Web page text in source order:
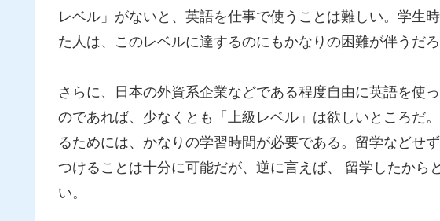
レベル」がないと、英語を仕事で使うことは難しい。学生
た人は、このレベルに達するのにもかなりの困難が伴うだろ
さらに、日本の外資系企業などである程度自由に英語を使
のであれば、少なくとも「上級レベル」は欲しいところだ
るためには、かなりの学習時間が必要である。留学などせ
つけることは十分に可能だが、逆に言えば、 留学したから
い。